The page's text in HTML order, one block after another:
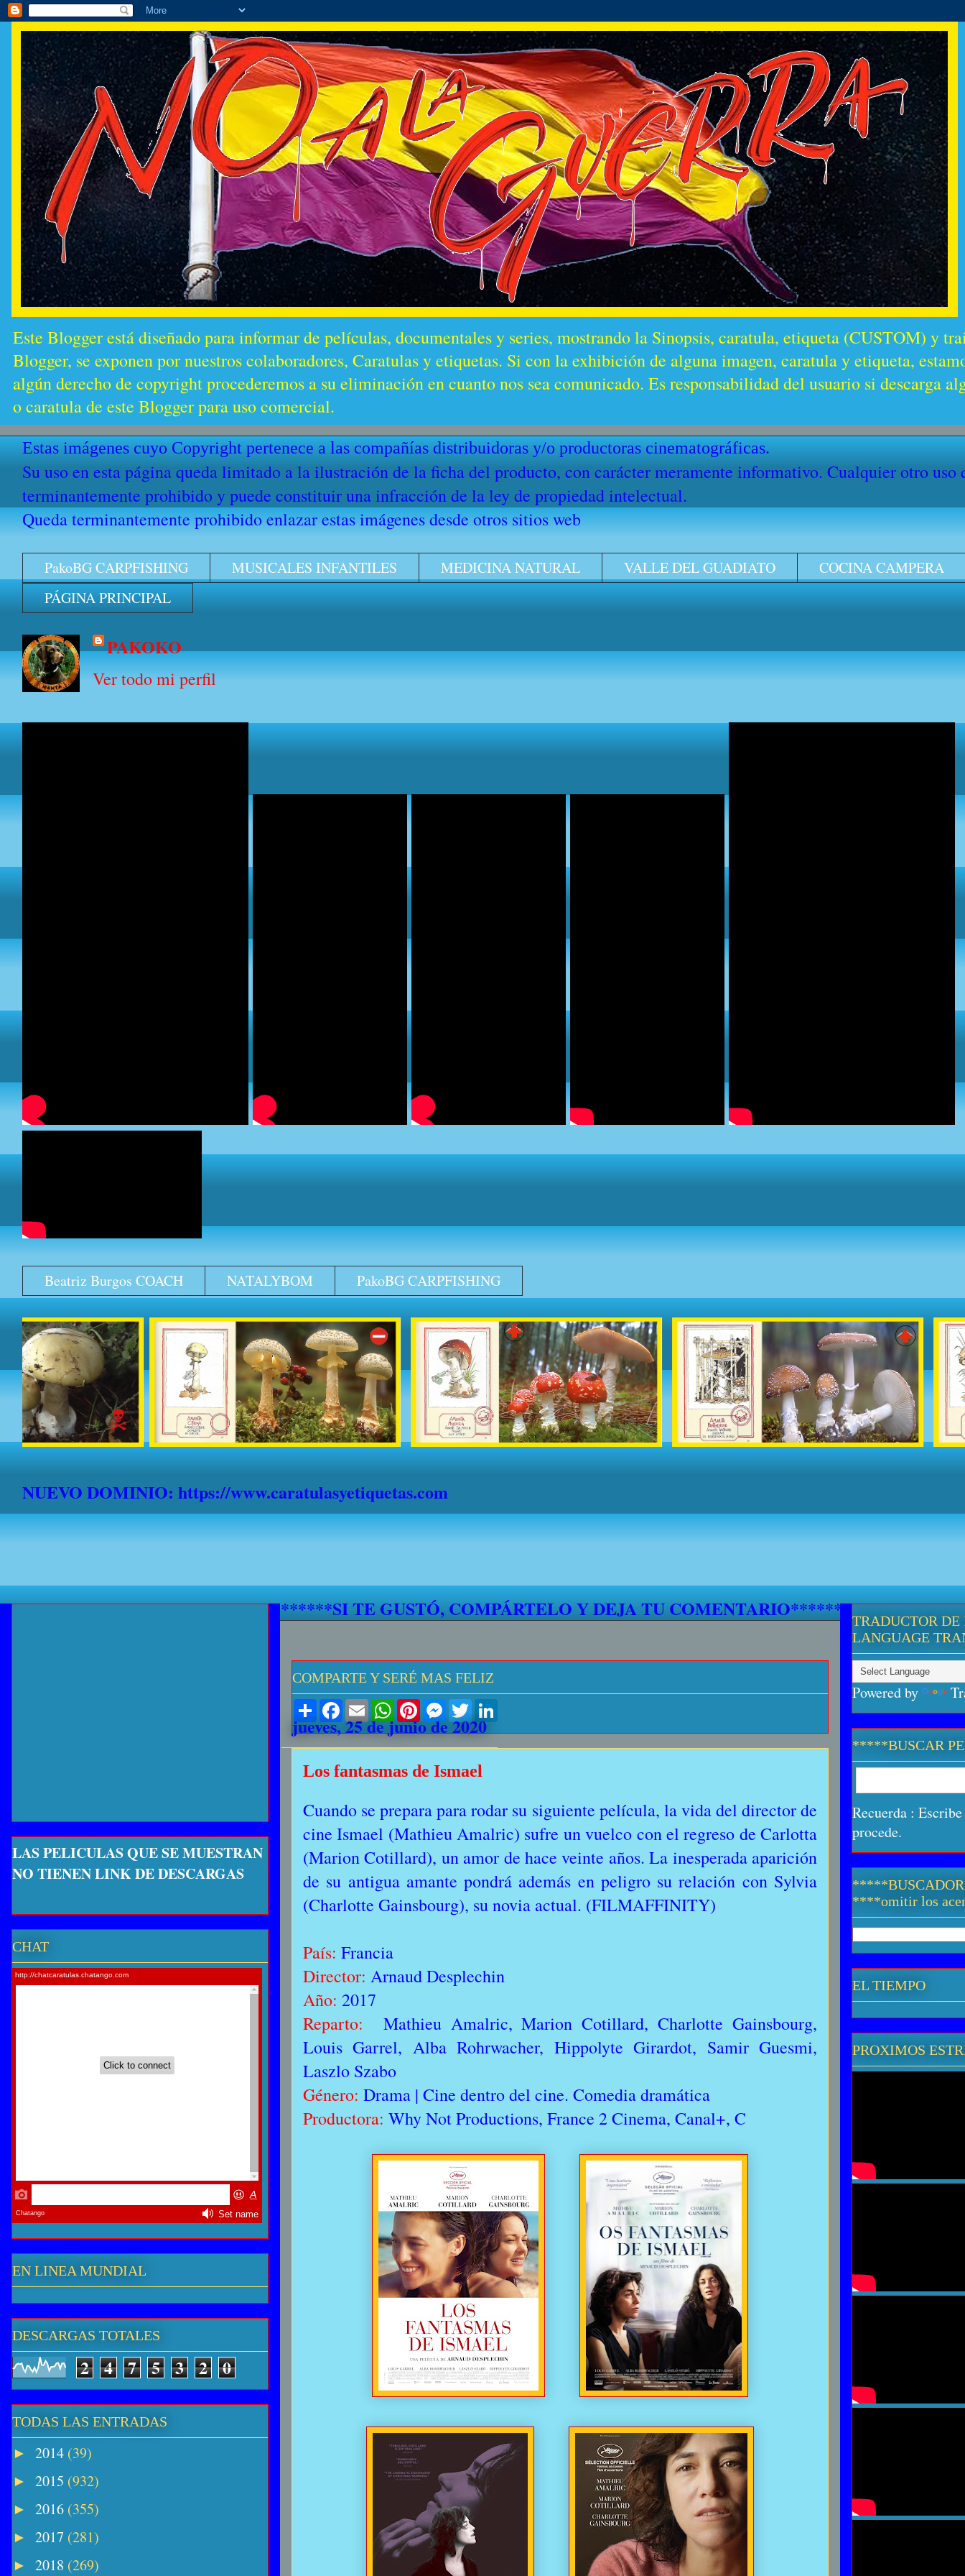
Este Blogger está diseñado para informar de películas, documentales y series, mostrando la Sinopsis, caratula, etiqueta (CUSTOM) y
Blogger, se exponen por nuestros colaboradores, Caratulas y etiquetas. Si con la exhibición de alguna imagen, caratula y etiqueta,
algún derecho de copyright procederemos a su eliminación en cuanto nos sea comunicado. Es responsabilidad del usuario si descarga
o caratula de este Blogger para uso comercial.
Estas imágenes cuyo Copyright pertenece a las compañías distribuidoras y/o productoras cinematográficas.
Su uso en esta página queda limitado a la ilustración de la ficha del producto, con carácter meramente informativo. Cualquier otro uso
terminantemente prohibido y puede constituir una infracción de la ley de propiedad intelectual.
Queda terminantemente prohibido enlazar estas imágenes desde otros sitios web
PakoBG CARPFISHING MUSICALES INFANTILES MEDICINA NATURAL VALLE DEL GUADIATO
COCINA CAMPERA
PÁGINA PRINCIPAL
PAKOKO
Ver todo mi perfil
Beatriz Burgos COACH NATALYBOM PakoBG CARPFISHING
NUEVO DOMINIO: https://www.caratulasyetiquetas.com
************************************SI TE GUSTÓ, COMPÁRTELO Y DEJA TU
COMPARTE Y SERÉ MAS FELIZ
S
h
a
r
e
F
a
c
e
b
o
E
m
a
i
l
W
h
a
t
s
p
P
i
n
t
e
re
M
e
s
s
e
g
T
w
i
t
te
r
n
k
e
jueves, 25 de junio de 2020
Los fantasmas de Ismael
Cuando se prepara para rodar su siguiente película, la vida del director de
cine Ismael (Mathieu Amalric) sufre un vuelco con el regreso de Carlotta
(Marion Cotillard), un amor de hace veinte años. La inesperada aparición
de su antigua amante pondrá además en peligro su relación con Sylvia
(Charlotte Gainsbourg), su novia actual. (FILMAFFINITY)
País: Francia
Director: Arnaud Desplechin
Año: 2017
Reparto: Mathieu Amalric, Marion Cotillard, Charlotte Gainsbourg,
Louis Garrel, Alba Rohrwacher, Hippolyte Girardot, Samir Guesmi,
Laszlo Szabo
Género: Drama | Cine dentro del cine. Comedia dramática
Productora: Why Not Productions, France 2 Cinema, Canal+, C
LAS PELICULAS QUE SE MUESTRAN
NO TIENEN LINK DE DESCARGAS
CHAT
EN LINEA MUNDIAL
DESCARGAS TOTALES
2 4 7 5 3 2 0
TODAS LAS ENTRADAS
► 2014 (39)
► 2015 (932)
► 2016 (355)
► 2017 (281)
► 2018 (269)
TRADUCTOR
LANGUAGE
Powered by
*****BUSCAR
Recuerda :
procede.
****omitir los
EL TIEMPO
PROXIMOS